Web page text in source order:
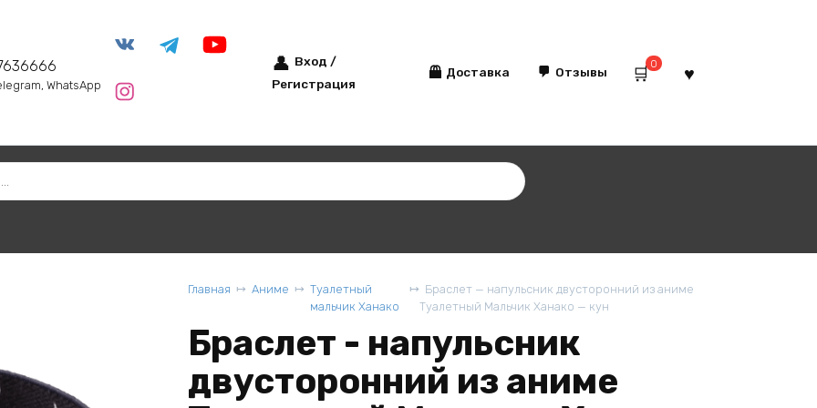
WhatsApp
Вход /
Регистрация
Доставка Отзывы
0
Главная Аниме
Туалетный
мальчик Ханако
Браслет — напульсник двусторонний из аниме
Туалетный Мальчик Ханако — кун
Браслет - напульсник
двусторонний из аниме